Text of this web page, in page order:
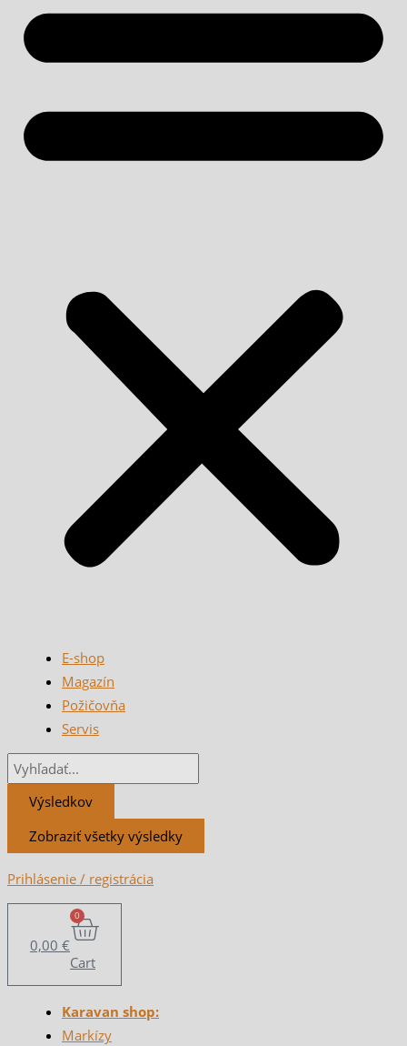
E-shop
Magazín
Požičovňa
Servis
Výsledkov
Zobraziť všetky výsledky
Prihlásenie / registrácia
0,00 €
0
Cart
Karavan shop:
Markízy